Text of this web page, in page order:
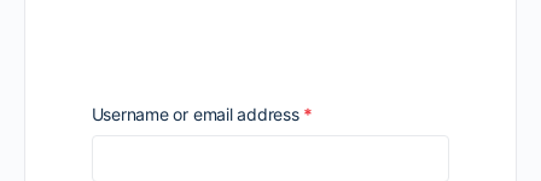
Username or email address *